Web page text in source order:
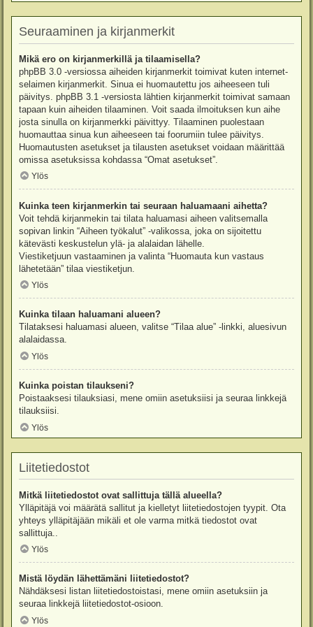
Seuraaminen ja kirjanmerkit
Mikä ero on kirjanmerkillä ja tilaamisella?
phpBB 3.0 -versiossa aiheiden kirjanmerkit toimivat kuten internet-
selaimen kirjanmerkit. Sinua ei huomautettu jos aiheeseen tuli
päivitys. phpBB 3.1 -versiosta lähtien kirjanmerkit toimivat samaan
tapaan kuin aiheiden tilaaminen. Voit saada ilmoituksen kun aihe
josta sinulla on kirjanmerkki päivittyy. Tilaaminen puolestaan
huomauttaa sinua kun aiheeseen tai foorumiin tulee päivitys.
Huomautusten asetukset ja tilausten asetukset voidaan määrittää
omissa asetuksissa kohdassa “Omat asetukset”.
Ylös
Kuinka teen kirjanmerkin tai seuraan haluamaani aihetta?
Voit tehdä kirjanmekin tai tilata haluamasi aiheen valitsemalla
sopivan linkin “Aiheen työkalut” -valikossa, joka on sijoitettu
kätevästi keskustelun ylä- ja alalaidan lähelle.
Viestiketjuun vastaaminen ja valinta “Huomauta kun vastaus
lähetetään” tilaa viestiketjun.
Ylös
Kuinka tilaan haluamani alueen?
Tilataksesi haluamasi alueen, valitse “Tilaa alue” -linkki, aluesivun
alalaidassa.
Ylös
Kuinka poistan tilaukseni?
Poistaaksesi tilauksiasi, mene omiin asetuksiisi ja seuraa linkkejä
tilauksiisi.
Ylös
Liitetiedostot
Mitkä liitetiedostot ovat sallittuja tällä alueella?
Ylläpitäjä voi määrätä sallitut ja kielletyt liitetiedostojen tyypit. Ota
yhteys ylläpitäjään mikäli et ole varma mitkä tiedostot ovat
sallittuja..
Ylös
Mistä löydän lähettämäni liitetiedostot?
Nähdäksesi listan liitetiedostoistasi, mene omiin asetuksiin ja
seuraa linkkejä liitetiedostot-osioon.
Ylös